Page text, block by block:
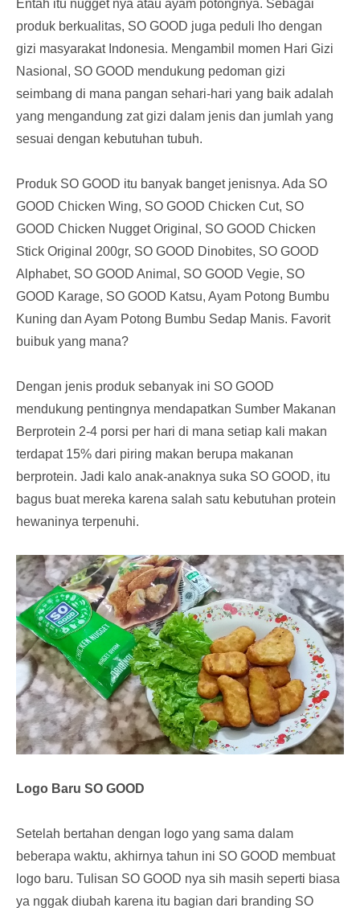
Entah itu nugget nya atau ayam potongnya. Sebagai
produk berkualitas, SO GOOD juga peduli lho dengan
gizi masyarakat Indonesia. Mengambil momen Hari Gizi
Nasional, SO GOOD mendukung pedoman gizi
seimbang di mana pangan sehari-hari yang baik adalah
yang mengandung zat gizi dalam jenis dan jumlah yang
sesuai dengan kebutuhan tubuh.
Produk SO GOOD itu banyak banget jenisnya. Ada SO
GOOD Chicken Wing, SO GOOD Chicken Cut, SO
GOOD Chicken Nugget Original, SO GOOD Chicken
Stick Original 200gr, SO GOOD Dinobites, SO GOOD
Alphabet, SO GOOD Animal, SO GOOD Vegie, SO
GOOD Karage, SO GOOD Katsu, Ayam Potong Bumbu
Kuning dan Ayam Potong Bumbu Sedap Manis. Favorit
buibuk yang mana?
Dengan jenis produk sebanyak ini SO GOOD
mendukung pentingnya mendapatkan Sumber Makanan
Berprotein 2-4 porsi per hari di mana setiap kali makan
terdapat 15% dari piring makan berupa makanan
berprotein. Jadi kalo anak-anaknya suka SO GOOD, itu
bagus buat mereka karena salah satu kebutuhan protein
hewaninya terpenuhi.
Logo Baru SO GOOD
Setelah bertahan dengan logo yang sama dalam
beberapa waktu, akhirnya tahun ini SO GOOD membuat
logo baru. Tulisan SO GOOD nya sih masih seperti biasa
ya nggak diubah karena itu bagian dari branding SO